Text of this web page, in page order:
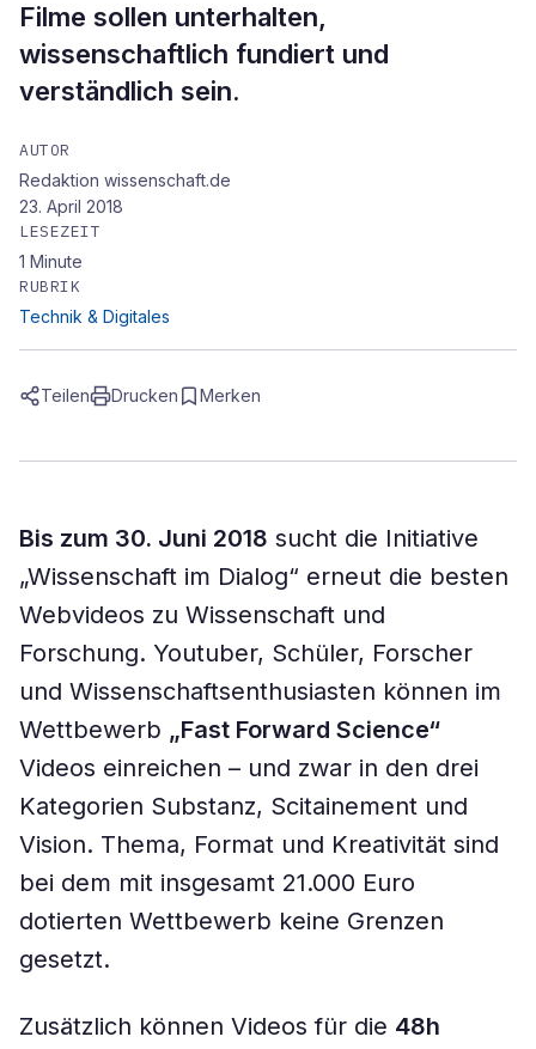
Filme sollen unterhalten,
wissenschaftlich fundiert und
verständlich sein.
AUTOR
Redaktion wissenschaft.de
23. April 2018
LESEZEIT
1 Minute
RUBRIK
Technik & Digitales
Teilen Drucken Merken
Bis zum 30. Juni 2018 sucht die Initiative
„Wissenschaft im Dialog“ erneut die besten
Webvideos zu Wissenschaft und
Forschung. Youtuber, Schüler, Forscher
und Wissenschaftsenthusiasten können im
Wettbewerb „Fast Forward Science“
Videos einreichen – und zwar in den drei
Kategorien Substanz, Scitainement und
Vision. Thema, Format und Kreativität sind
bei dem mit insgesamt 21.000 Euro
dotierten Wettbewerb keine Grenzen
gesetzt.
Zusätzlich können Videos für die 48h